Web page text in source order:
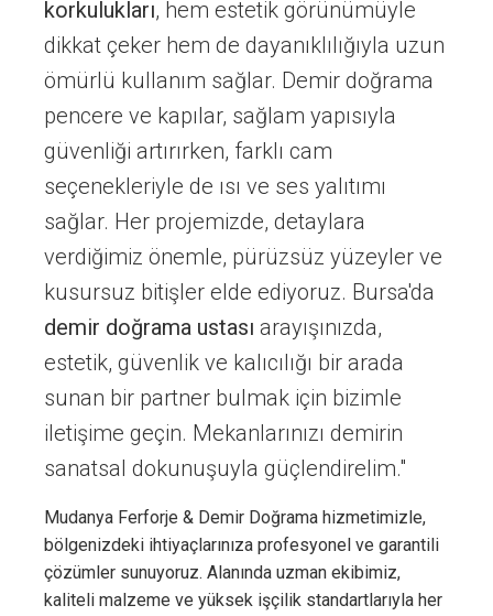
korkulukları, hem estetik görünümüyle
dikkat çeker hem de dayanıklılığıyla uzun
ömürlü kullanım sağlar. Demir doğrama
pencere ve kapılar, sağlam yapısıyla
güvenliği artırırken, farklı cam
seçenekleriyle de ısı ve ses yalıtımı
sağlar. Her projemizde, detaylara
verdiğimiz önemle, pürüzsüz yüzeyler ve
kusursuz bitişler elde ediyoruz. Bursa'da
demir doğrama ustası arayışınızda,
estetik, güvenlik ve kalıcılığı bir arada
sunan bir partner bulmak için bizimle
iletişime geçin. Mekanlarınızı demirin
sanatsal dokunuşuyla güçlendirelim."
Mudanya Ferforje & Demir Doğrama hizmetimizle,
bölgenizdeki ihtiyaçlarınıza profesyonel ve garantili
çözümler sunuyoruz. Alanında uzman ekibimiz,
kaliteli malzeme ve yüksek işçilik standartlarıyla her